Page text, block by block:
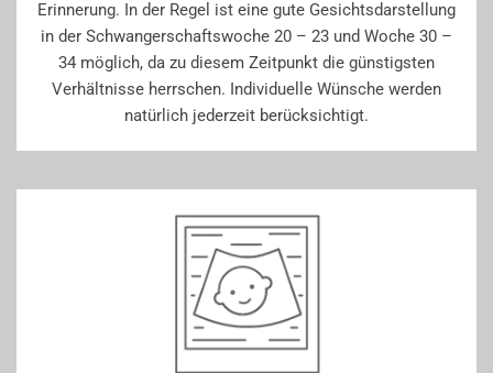
Erinnerung. In der Regel ist eine gute Gesichtsdarstellung
in der Schwangerschaftswoche 20 – 23 und Woche 30 –
34 möglich, da zu diesem Zeitpunkt die günstigsten
Verhältnisse herrschen. Individuelle Wünsche werden
natürlich jederzeit berücksichtigt.